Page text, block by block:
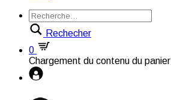
Rechecher
0
Chargement du contenu du panier